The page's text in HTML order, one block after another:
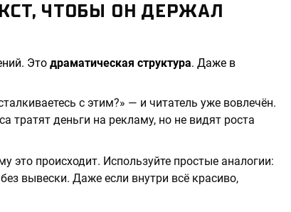
ЧТОБЫ ОН ДЕРЖАЛ
Это драматическая структура. Даже в
с этим?» — и читатель уже вовлечён.
тратят деньги на рекламу, но не видят роста
это происходит. Используйте простые аналогии:
вывески. Даже если внутри всё красиво,